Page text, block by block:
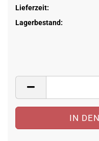
Lieferzeit:
Lagerbestand: